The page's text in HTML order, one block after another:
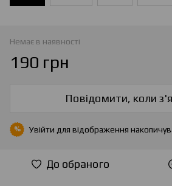
Немає в наявності
190 грн
Повідомити, коли
% Увійти для відображення
До обраного